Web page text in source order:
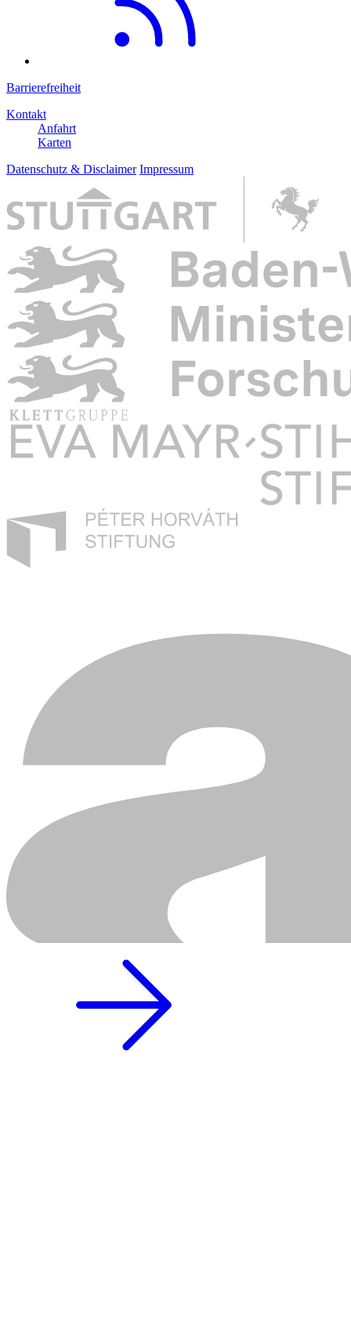
Barrierefreiheit
Kontakt
Anfahrt
Karten
Datenschutz & Disclaimer Impressum